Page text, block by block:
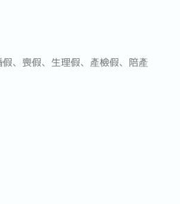
假、喪假、生理假、產檢假、陪產